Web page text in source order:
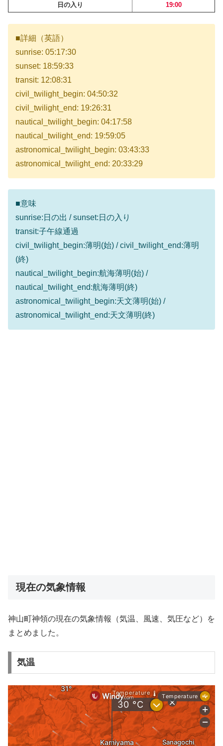
日の入り
19:00
■詳細（英語）
sunrise: 05:17:30
sunset: 18:59:33
transit: 12:08:31
civil_twilight_begin: 04:50:32
civil_twilight_end: 19:26:31
nautical_twilight_begin: 04:17:58
nautical_twilight_end: 19:59:05
astronomical_twilight_begin: 03:43:33
astronomical_twilight_end: 20:33:29
■意味
sunrise:日の出 / sunset:日の入り
transit:子午線通過
civil_twilight_begin:薄明(始) / civil_twilight_end:薄明
(終)
nautical_twilight_begin:航海薄明(始) /
nautical_twilight_end:航海薄明(終)
astronomical_twilight_begin:天文薄明(始) /
astronomical_twilight_end:天文薄明(終)
現在の気象情報
神山町神領の現在の気象情報（気温、風速、気圧など）を
まとめました。
気温